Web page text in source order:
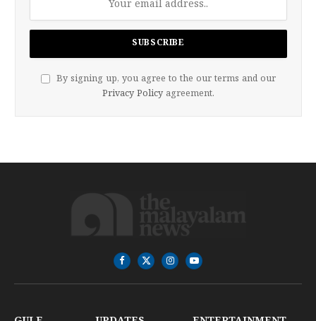
By signing up, you agree to the our terms and our
Privacy Policy agreement.
Facebook
X
(Twitter)
InstagramYouTube